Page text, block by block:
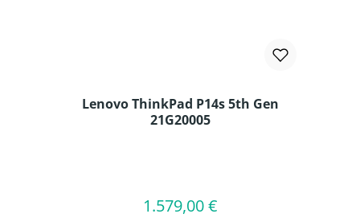
Lenovo ThinkPad P14s 5th Gen
21G20005
Regulärer Preis:
1.579,00 €
In den Warenkorb